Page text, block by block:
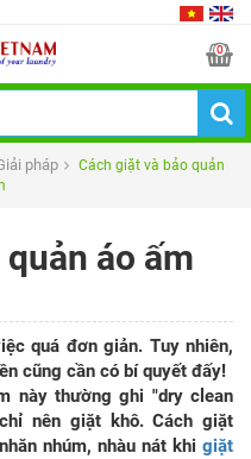
0
pháp
Cách giặt và bảo quản
áo ấm
quá đơn giản. Tuy nhiên,
cũng cần có bí quyết đấy!
này thường ghi "dry clean
nên giặt khô. Cách giặt
nhúm, nhàu nát khi giặt